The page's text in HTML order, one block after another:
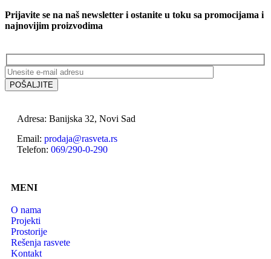
Prijavite se na naš newsletter i ostanite u toku sa promocijama i
najnovijim proizvodima
Adresa: Banijska 32, Novi Sad
Email: prodaja@rasveta.rs
Telefon: 069/290-0-290
MENI
O nama
Projekti
Prostorije
Rešenja rasvete
Kontakt